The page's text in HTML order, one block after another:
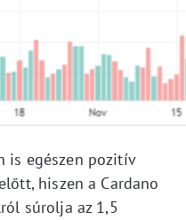
is egészen pozitív
hiszen a Cardano
súrolja az 1,5